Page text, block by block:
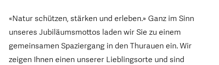
«Natur schützen, stärken und erleben.» Ganz im Sinn
unseres Jubiläumsmottos laden wir Sie zu einem
gemeinsamen Spaziergang in den Thurauen ein. Wir
zeigen Ihnen einen unserer Lieblingsorte und sind